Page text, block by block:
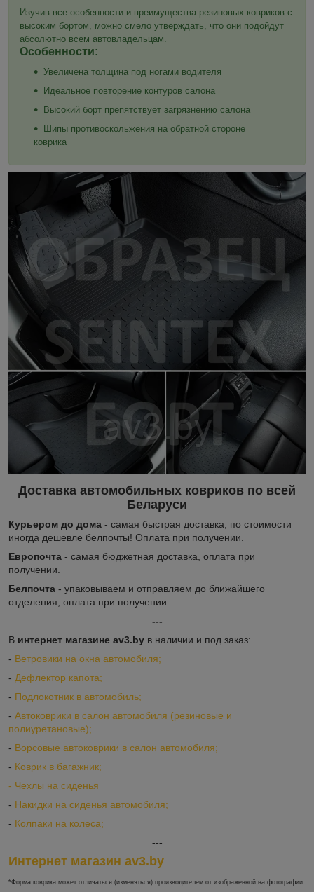
Изучив все особенности и преимущества резиновых ковриков с
высоким бортом, можно смело утверждать, что они подойдут
абсолютно всем автовладельцам.
Особенности:
Увеличена толщина под ногами водителя
Идеальное повторение контуров салона
Высокий борт препятствует загрязнению салона
Шипы противоскольжения на обратной стороне
коврика
Доставка автомобильных ковриков по всей
Беларуси
Курьером до дома - самая быстрая доставка, по стоимости
иногда дешевле белпочты! Оплата при получении.
Европочта - самая бюджетная доставка, оплата при
получении.
Белпочта - упаковываем и отправляем до ближайшего
отделения, оплата при получении.
---
В интернет магазине av3.by в наличии и под заказ:
- Ветровики на окна автомобиля;
- Дефлектор капота;
- Подлокотник в автомобиль;
- Автоковрики в салон автомобиля (резиновые и
полиуретановые);
- Ворсовые автоковрики в салон автомобиля;
- Коврик в багажник;
- Чехлы на сиденья
- Накидки на сиденья автомобиля;
- Колпаки на колеса;
---
Интернет магазин av3.by
*Форма коврика может отличаться (изменяться) производителем от изображенной на фотографии